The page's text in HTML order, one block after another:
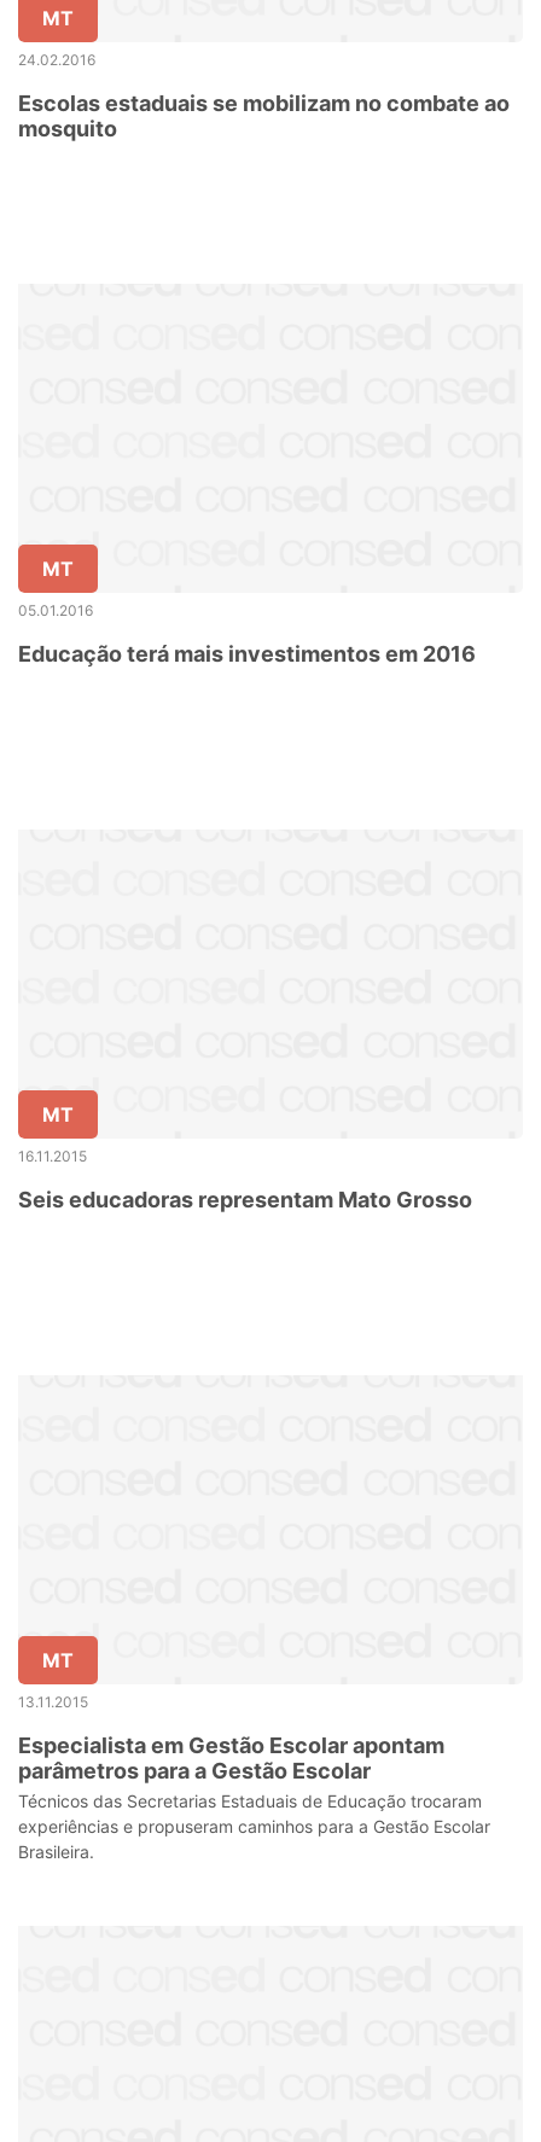
MT
24.02.2016
Escolas estaduais se mobilizam no combate ao
mosquito
MT
05.01.2016
Educação terá mais investimentos em 2016
MT
16.11.2015
Seis educadoras representam Mato Grosso
MT
13.11.2015
Especialista em Gestão Escolar apontam
parâmetros para a Gestão Escolar
Técnicos das Secretarias Estaduais de Educação trocaram
experiências e propuseram caminhos para a Gestão Escolar
Brasileira.